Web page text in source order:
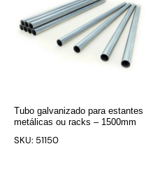
Tubo galvanizado para estantes
metálicas ou racks – 1500mm
SKU: 51150